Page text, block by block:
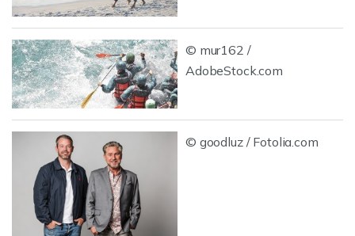
© mur162 /
AdobeStock.com
© goodluz / Fotolia.com